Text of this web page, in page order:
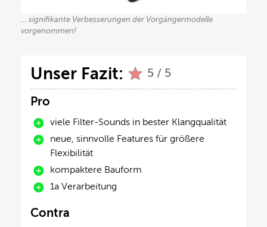
… signifikante Verbesserungen der Vorgängermodelle
vorgenommen!
Unser Fazit: 5 / 5
Pro
viele Filter-Sounds in bester Klangqualität
neue, sinnvolle Features für größere
Flexibilität
kompaktere Bauform
1a Verarbeitung
Contra